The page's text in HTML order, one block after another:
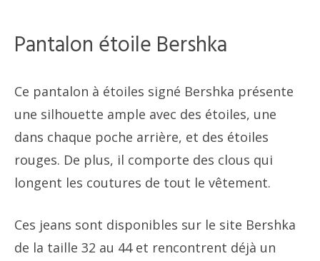
Pantalon étoile Bershka
Ce pantalon à étoiles signé Bershka présente
une silhouette ample avec des étoiles, une
dans chaque poche arrière, et des étoiles
rouges. De plus, il comporte des clous qui
longent les coutures de tout le vêtement.
Ces jeans sont disponibles sur le site Bershka
de la taille 32 au 44 et rencontrent déjà un